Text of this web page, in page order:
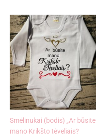
Smėlinukai (bodis) „Ar būsite
mano Krikšto tėveliais?